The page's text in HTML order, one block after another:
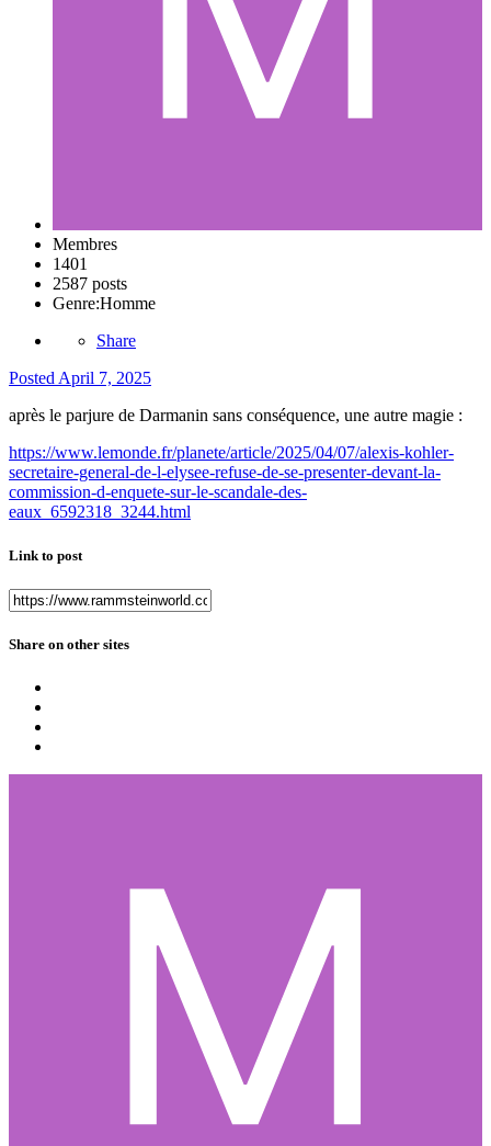
Membres
1401
2587 posts
Genre:Homme
Share
PostedApril 7, 2025
après le parjure de Darmanin sans conséquence, une autre magie :
https://www.lemonde.fr/planete/article/2025/04/07/alexis-kohler-
secretaire-general-de-l-elysee-refuse-de-se-presenter-devant-la-
commission-d-enquete-sur-le-scandale-des-
eaux_6592318_3244.html
Link to post
Share on other sites